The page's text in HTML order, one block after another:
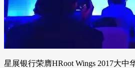
星展银行荣膺HRoot Wings 2017大